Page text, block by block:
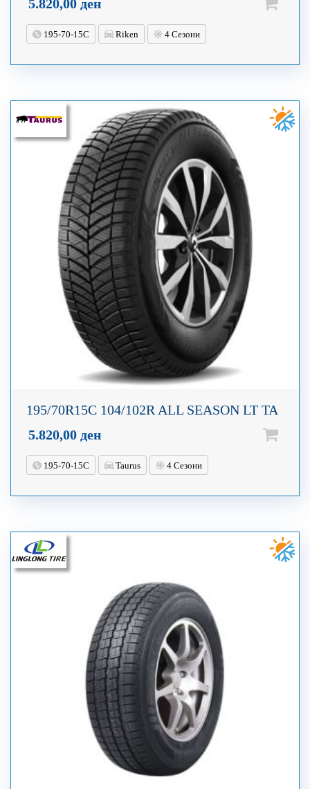
5.820,00 ден
195-70-15C Riken 4 Сезони
195/70R15C 104/102R ALL SEASON LT TA
5.820,00 ден
195-70-15C Taurus 4 Сезони